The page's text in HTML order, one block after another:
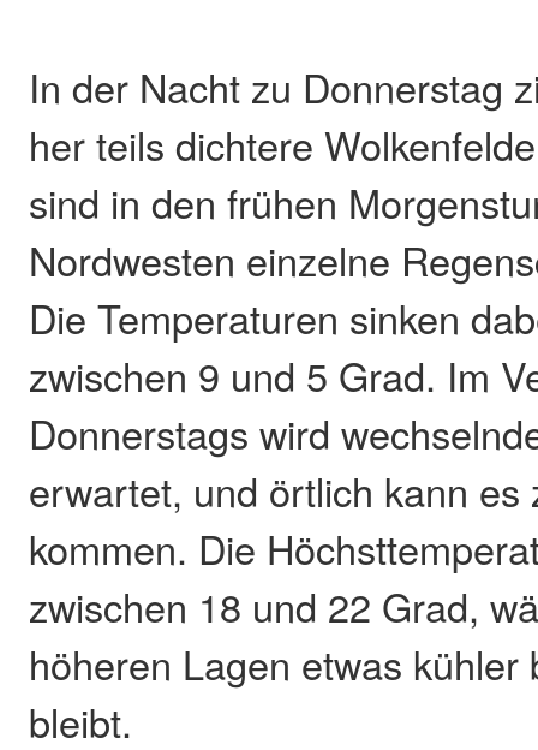
In der Nacht zu Donnerstag
her teils dichtere
sind in den frühen
Nordwesten einzelne
Die Temperaturen sinken
zwischen 9 und 5 Grad. Im
Donnerstags wird
erwartet, und örtlich kann es
kommen. Die
zwischen 18 und 22 Grad,
höheren Lagen etwas kühler
bleibt.